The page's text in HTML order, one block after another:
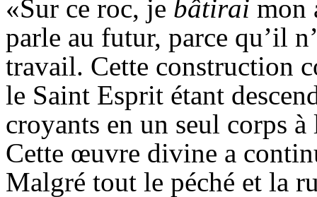
«Sur ce roc, je bâtirai mon
parle au futur, parce qu’il
travail. Cette construction
le Saint Esprit étant
croyants en un seul corps
Cette œuvre divine a
Malgré tout le péché et la